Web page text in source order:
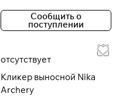
Сообщить о
поступлении
отсутствует
Кликер выносной Nika
Archery